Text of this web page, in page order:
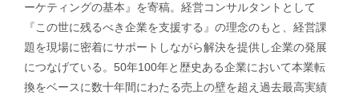
ーケティングの基本』を寄稿。経営コンサルタントとして
『この世に残るべき企業を支援する』の理念のもと、経営課
題を現場に密着にサポートしながら解決を提供し企業の発展
につなげている。50年100年と歴史ある企業において本業転
換をベースに数十年間にわたる売上の壁を超え過去最高実績